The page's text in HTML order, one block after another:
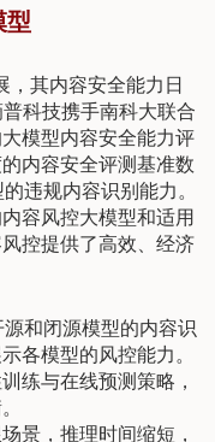
，其内容安全能力日
科技携手南科大联合
模型内容安全能力评
内容安全评测基准数
违规内容识别能力。
容风控大模型和适用
控提供了高效、经济
和闭源模型的内容识
各模型的风控能力。
练与在线预测策略，
景，推理时间缩短，